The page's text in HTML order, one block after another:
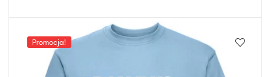
Promocja!